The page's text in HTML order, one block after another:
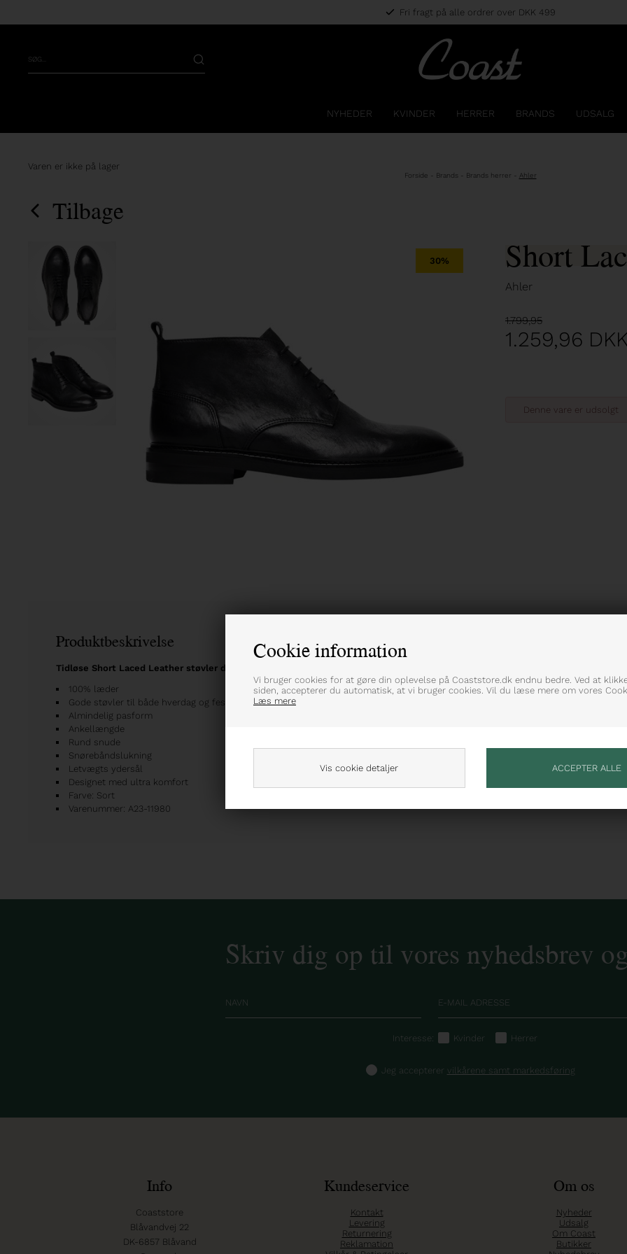
Cookie information
Vi bruger cookies for at gøre din oplevelse på Coaststore.dk endnu bedre. Ved at
siden, accepterer du automatisk, at vi bruger cookies. Vil du læse mere om vores
Læs mere
Vis cookie detaljer
Fri fragt på alle ordrer over DKK 499
NYHEDER KVINDER HERRER BRANDS UDSALG
Varen er ikke på lager
Forside - Brands- Brands herrer - Ahler
Tilbage
30% Short
Ahler
1.799,95
1.259,96
Denne vare er udsolgt
Produktbeskrivelse
Tidløse Short Laced Leather støvler designet i luksuriøs læderkvalitet
100% læder
Gode støvler til både hverdag og fest
Almindelig pasform
Ankellængde
Rund snude
Snørebåndslukning
Letvægts ydersål
Designet med ultra komfort
Farve: Sort
Varenummer: A23-11980
Skriv dig op til vores nyhedsbrev
Interesse: Kvinder Herrer
Jeg accepterer vilkårene samt markedsføring
Info
Coaststore
Blåvandvej 22
DK-6857 Blåvand
Kundeservice
Kontakt
Levering
Returnering
Reklamation
Om os
Nyheder
Udsalg
Om Coast
Butikker